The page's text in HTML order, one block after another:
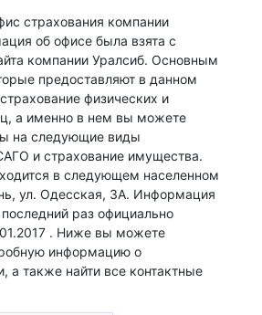
страхования компании
об офисе была взята с
компании Уралсиб. Основным
предоставляют в данном
физических и
а именно в нем вы можете
на следующие виды
и страхование имущества.
в следующем населенном
ул. Одесская, 3А. Информация
раз официально
. Ниже вы можете
информацию о
а также найти все контактные